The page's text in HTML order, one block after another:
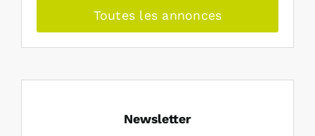
Toutes les annonces
Newsletter